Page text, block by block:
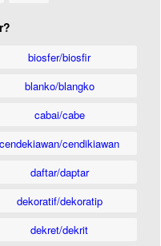
biosfer/biosfir
blanko/blangko
cabai/cabe
cendekiawan/cendikiawan
daftar/daptar
dekoratif/dekoratip
dekret/dekrit